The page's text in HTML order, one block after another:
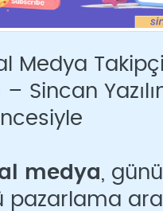
Medya
– Sincan
medya ,
pazarlama